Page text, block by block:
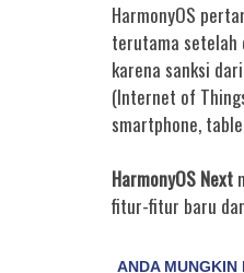
HarmonyOS
terutama setelah
karena sanksi
(Internet of
smartphone,
HarmonyOS Next
fitur-fitur baru